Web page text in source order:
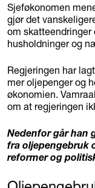
Sjeføkonomen
gjør det
om
husholdninger og
Regjeringen har
mer oljepenger og
økonomien.
om at regjeringen
Nedenfor går han
fra oljepengebruk
reformer og